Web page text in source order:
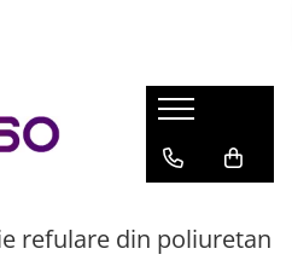
refulare din poliuretan